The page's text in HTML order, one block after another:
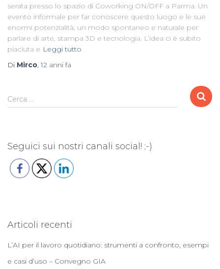
serata presso lo spazio di Coworking ON/OFF a Parma. Un
evento informale per far conoscere questo luogo e le sue
enormi potenzialità, un modo spontaneo e naturale per
parlare di arte, stampa 3D e tecnologia. L’idea ci è subito
piaciuta e Leggi tutto
Di Mirco,12 annifa
R
i
c
p
Cerca …
Seguici sui nostri canali social! ;-)
Articoli recenti
L’AI per il lavoro quotidiano: strumenti a confronto, esempi
e casi d’uso – Convegno GIA